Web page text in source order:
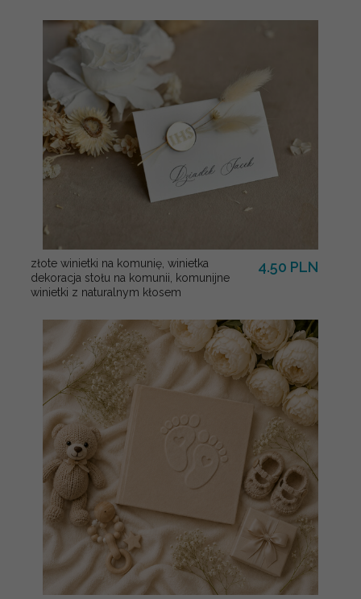
złote winietki na komunię, winietka
dekoracja stołu na komunii, komunijne
winietki z naturalnym kłosem
4.50 PLN